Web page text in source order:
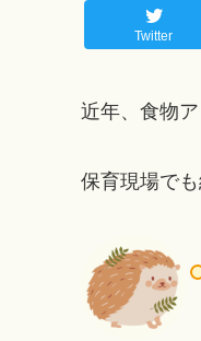
Twitter
近年、食物
保育現場で